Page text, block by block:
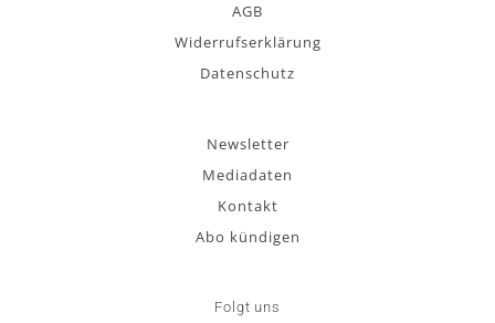
AGB
Widerrufserklärung
Datenschutz
Newsletter
Mediadaten
Kontakt
Abo kündigen
Folgt uns